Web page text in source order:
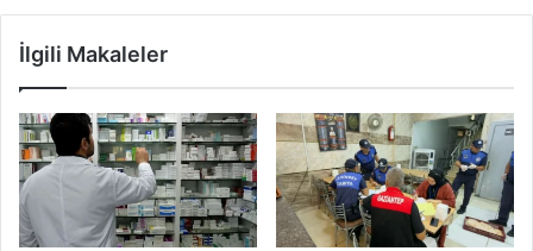
n
ü
e
t
l
i
R
İlgili Makaleler